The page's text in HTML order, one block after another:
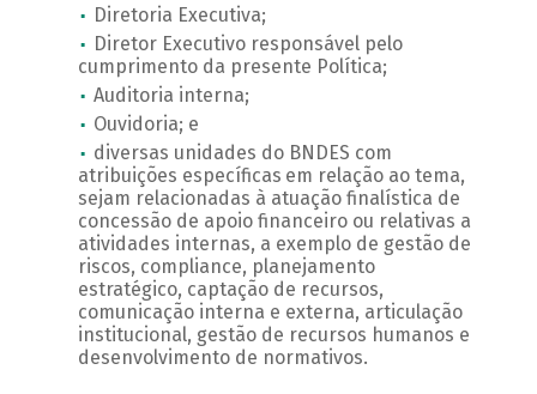
Diretoria Executiva;
Diretor Executivo responsável pelo
cumprimento da presente Política;
Auditoria interna;
Ouvidoria; e
diversas unidades do BNDES com
atribuições específicas em relação ao tema,
sejam relacionadas à atuação finalística de
concessão de apoio financeiro ou relativas a
atividades internas, a exemplo de gestão de
riscos, compliance, planejamento
estratégico, captação de recursos,
comunicação interna e externa, articulação
institucional, gestão de recursos humanos e
desenvolvimento de normativos.